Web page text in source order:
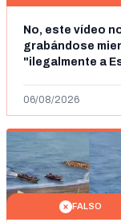
No, este vídeo
grabándose
"ilegalmente a
06/08/2026
FALSO